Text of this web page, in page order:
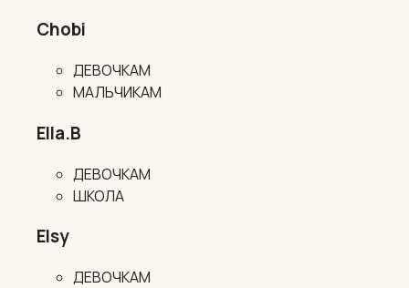
Chobi
ДЕВОЧКАМ
МАЛЬЧИКАМ
Ella.B
ДЕВОЧКАМ
ШКОЛА
Elsy
ДЕВОЧКАМ